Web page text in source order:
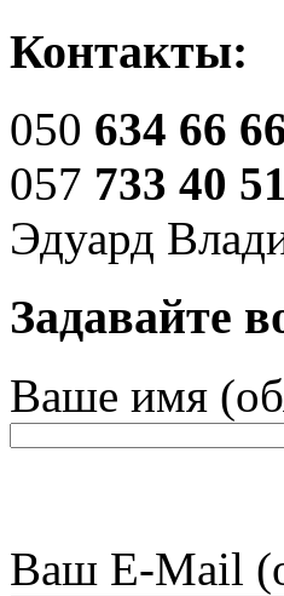
Контакты:
050 634 66
057 733 40 51
Эдуард
Задавайте
Ваше имя
Ваш E-Mail